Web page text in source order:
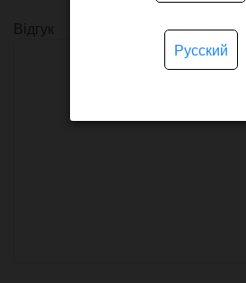
Відгук
Русский